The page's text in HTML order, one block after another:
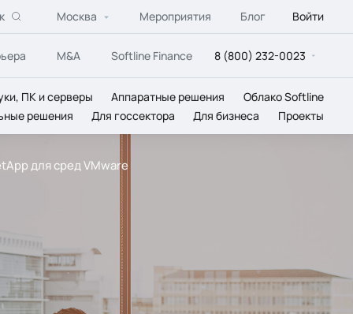
Москва Мероприятия Блог Войти
M&A Softline Finance 8 (800) 232-0023
ПК и серверы Аппаратные решения
Облако Softline
решения Для госсектора Для бизнеса Проекты
для сред VMware